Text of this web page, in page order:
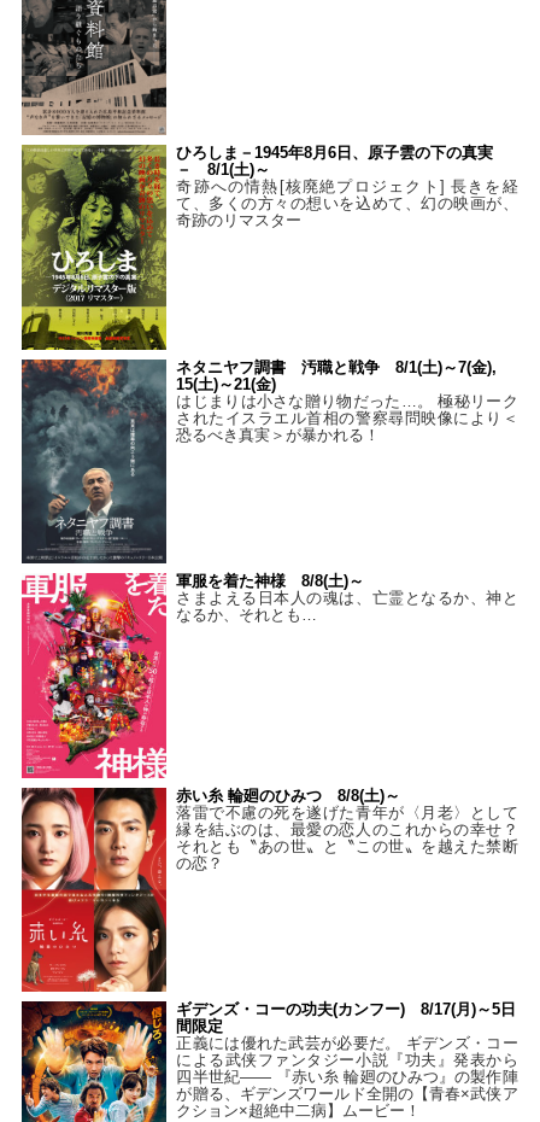
ひろしま－1945年8月6日、原子雲の下の真実
－ 8/1(土)～
奇跡への情熱[核廃絶プロジェクト] 長きを経
て、多くの方々の想いを込めて、幻の映画が、
奇跡のリマスター
ネタニヤフ調書 汚職と戦争 8/1(土)～7(金),
15(土)～21(金)
はじまりは小さな贈り物だった…。 極秘リーク
されたイスラエル首相の警察尋問映像により＜
恐るべき真実＞が暴かれる！
軍服を着た神様 8/8(土)～
さまよえる日本人の魂は、亡霊となるか、神と
なるか、それとも…
赤い糸 輪廻のひみつ 8/8(土)～
落雷で不慮の死を遂げた青年が〈月老〉として
縁を結ぶのは、最愛の恋人のこれからの幸せ？
それとも〝あの世〟と〝この世〟を越えた禁断
の恋？
ギデンズ・コーの功夫(カンフー) 8/17(月)～5日
間限定
正義には優れた武芸が必要だ。 ギデンズ・コー
による武侠ファンタジー小説『功夫』発表から
四半世紀―― 『赤い糸 輪廻のひみつ』の製作陣
が贈る、ギデンズワールド全開の【青春×武侠ア
クション×超絶中二病】ムービー！